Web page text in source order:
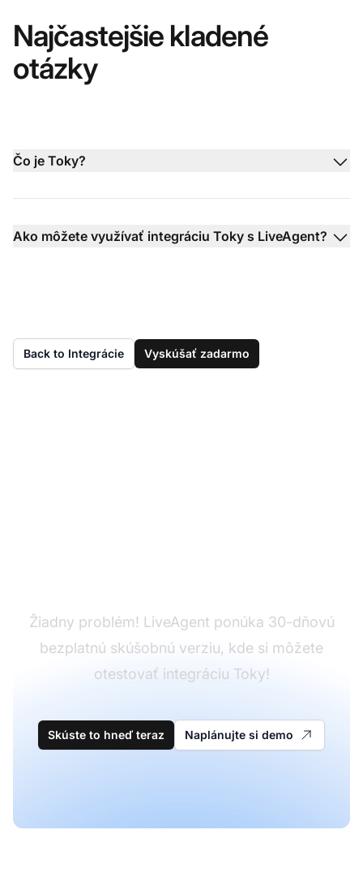
Najčastejšie kladené
otázky
Čo je Toky?
Ako môžete využívať integráciu Toky s LiveAgent?
Back to Integrácie Vyskúšať zadarmo
Žiadny problém! LiveAgent ponúka 30-dňovú
bezplatnú skúšobnú verziu, kde si môžete
otestovať integráciu Toky!
Skúste to hneď teraz Naplánujte si demo